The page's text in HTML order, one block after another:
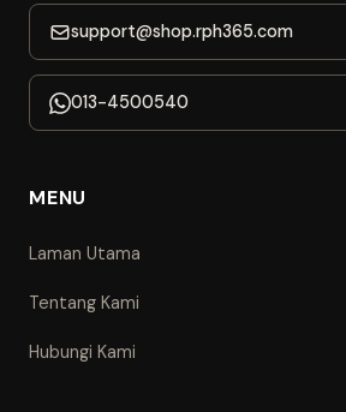
support@shop.rph365.com
013-4500540
MENU
Laman Utama
Tentang Kami
Hubungi Kami